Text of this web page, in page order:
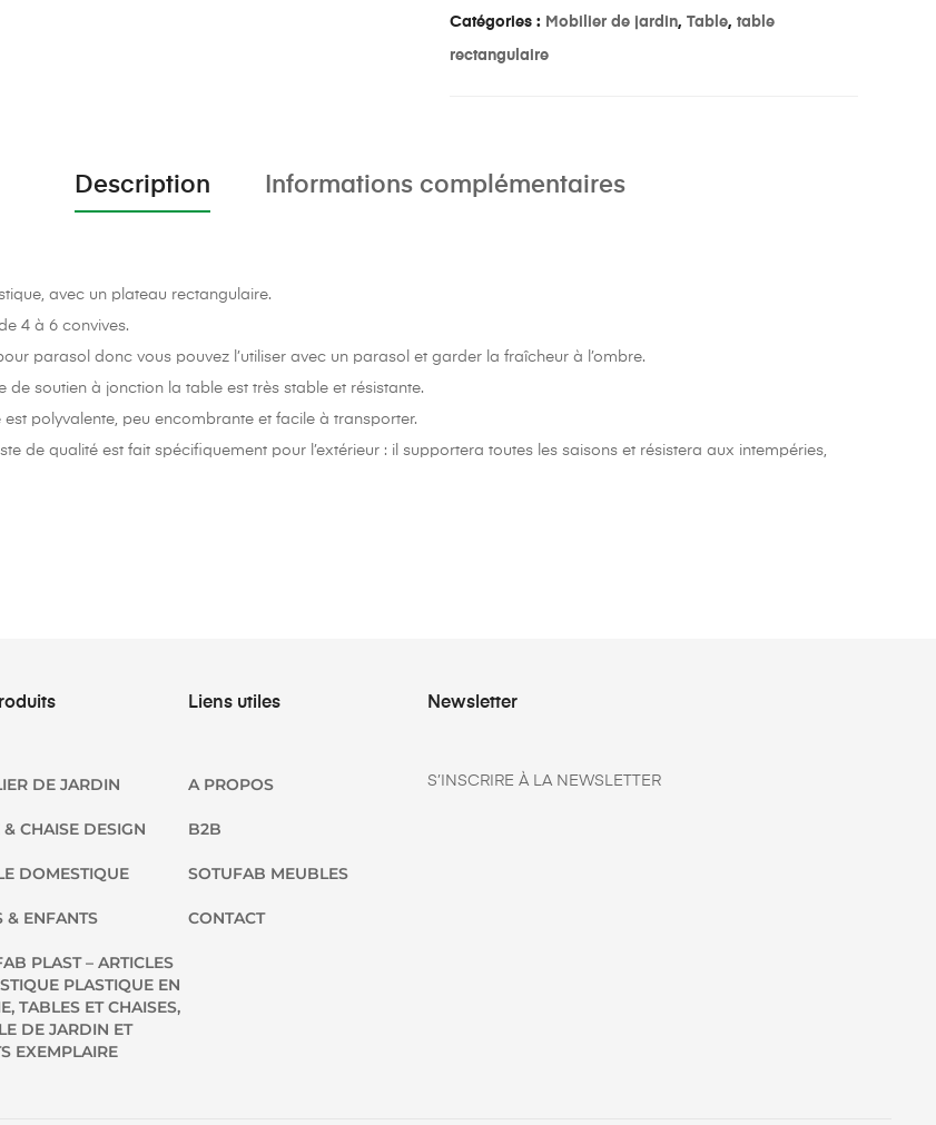
Catégories : Mobilier de jardin, Table, table
rectangulaire
Description Informations complémentaires
avec un plateau rectangulaire.
4 à 6 convives.
parasol donc vous pouvez l’utiliser avec un parasol et garder la fraîcheur à l’ombre.
de soutien à jonction la table est très stable et résistante.
est polyvalente, peu encombrante et facile à transporter.
de qualité est fait spécifiquement pour l’extérieur : il supportera toutes les saisons et résistera aux intempéries,
DE JARDIN
CHAISE DESIGN
DOMESTIQUE
& ENFANTS
PLAST – ARTICLES
PLASTIQUE EN
TABLES ET CHAISES,
DE JARDIN ET
EXEMPLAIRE
Liens utiles
A PROPOS
B2B
SOTUFAB MEUBLES
CONTACT
Newsletter
S’INSCRIRE À LA NEWSLETTER